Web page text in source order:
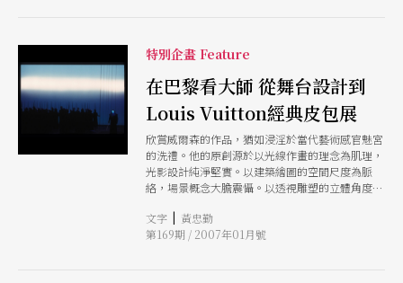
特別企畫 Feature
在巴黎看大師 從舞台設計到
Louis Vuitton經典皮包展
欣賞威爾森的作品，猶如浸淫於當代藝術感官魅宮
的洗禮。他的原創源於以光線作畫的理念為肌理，
光影設計純淨堅實。以建築繪圖的空間尺度為脈
絡，場景概念大膽震懾。以透視雕塑的立體角度為
文字 | 黃忠勤
第169期 / 2007年01月號